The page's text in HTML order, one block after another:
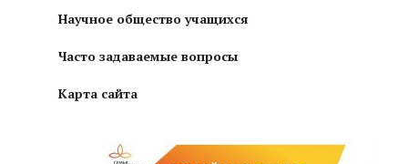
Научное общество учащихся
Часто задаваемые вопросы
Карта сайта